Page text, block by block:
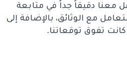
معنا دقيقاً جداً في متابعة
مع الوثائق، بالإضافة إلى
تفوق توقعاتنا.